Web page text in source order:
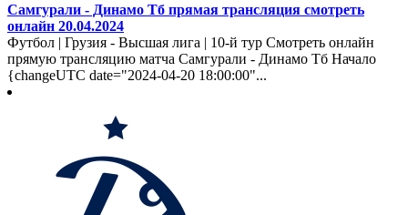
Самгурали - Динамо Тб прямая трансляция смотреть
онлайн 20.04.2024
Футбол | Грузия - Высшая лига | 10-й тур Смотреть онлайн
прямую трансляцию матча Самгурали - Динамо Тб Начало
{changeUTC date="2024-04-20 18:00:00"...